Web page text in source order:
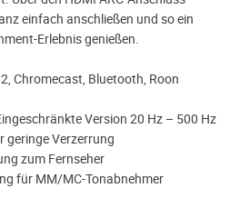
einfach anschließen und so ein
Erlebnis genießen.
Chromecast, Bluetooth, Roon
Version 20 Hz – 500 Hz
geringe Verzerrung
zum Fernseher
für MM/MC-Tonabnehmer